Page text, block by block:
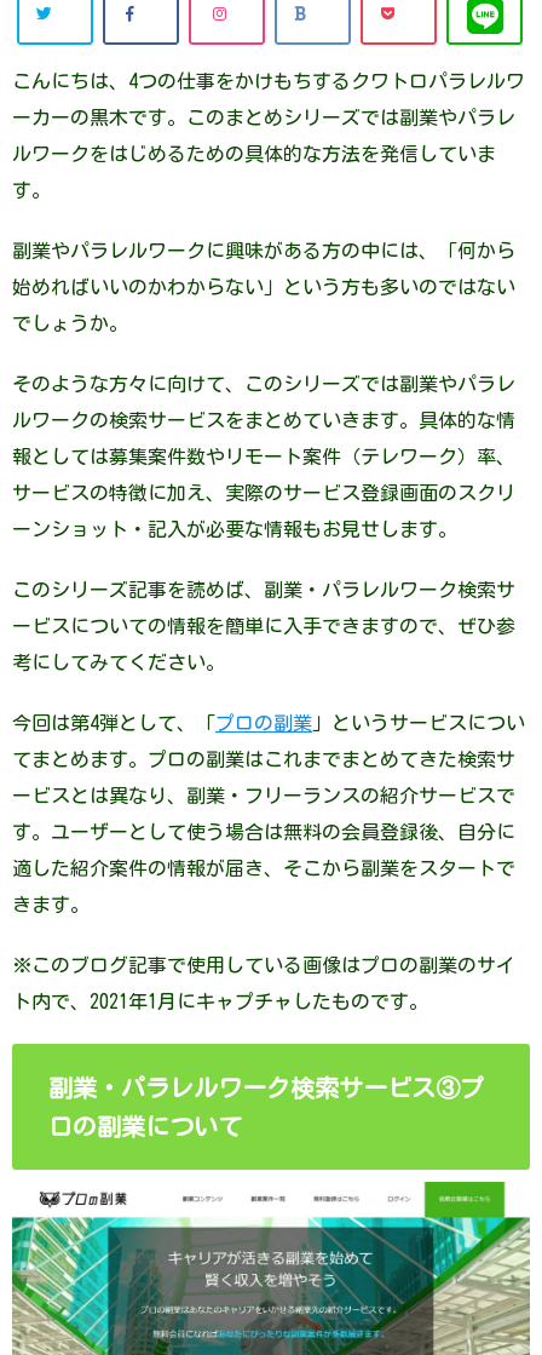
こんにちは、4つの仕事をかけもちするクワトロパラレルワ
ーカーの黒木です。このまとめシリーズでは副業やパラレ
ルワークをはじめるための具体的な方法を発信していま
す。
副業やパラレルワークに興味がある方の中には、「何から
始めればいいのかわからない」という方も多いのではない
でしょうか。
そのような方々に向けて、このシリーズでは副業やパラレ
ルワークの検索サービスをまとめていきます。具体的な情
報としては募集案件数やリモート案件（テレワーク）率、
サービスの特徴に加え、実際のサービス登録画面のスクリ
ーンショット・記入が必要な情報もお見せします。
このシリーズ記事を読めば、副業・パラレルワーク検索サ
ービスについての情報を簡単に入手できますので、ぜひ参
考にしてみてください。
今回は第4弾として、「プロの副業 」というサービスについ
てまとめます。プロの副業はこれまでまとめてきた検索サ
ービスとは異なり、副業・フリーランスの紹介サービスで
す。ユーザーとして使う場合は無料の会員登録後、自分に
適した紹介案件の情報が届き、そこから副業をスタートで
きます。
※このブログ記事で使用している画像はプロの副業のサイ
ト内で、2021年1月にキャプチャしたものです。
副業・パラレルワーク検索サービス③プ
ロの副業について